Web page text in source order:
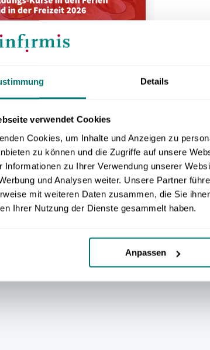
Details
verwendet Cookies
Cookies, um Inhalte und Anzeigen zu
zu können und die Zugriffe auf unsere
Informationen zu Ihrer Verwendung unserer
und Analysen weiter. Unsere Partner
mit weiteren Daten zusammen, die Sie
Ihrer Nutzung der Dienste gesammelt haben.
Anpassen